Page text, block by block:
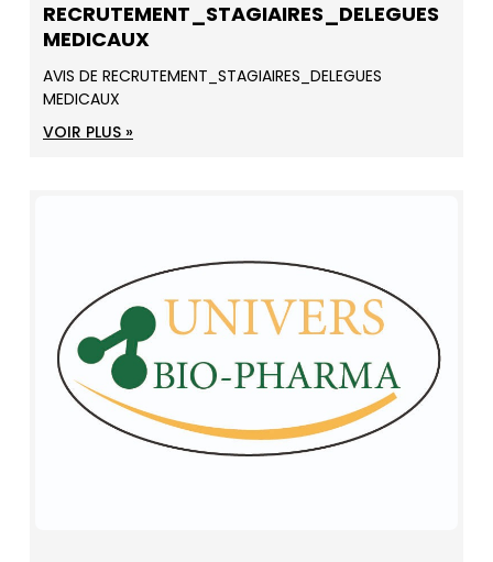
RECRUTEMENT_STAGIAIRES_DELEGUES
MEDICAUX
AVIS DE RECRUTEMENT_STAGIAIRES_DELEGUES
MEDICAUX
VOIR PLUS »